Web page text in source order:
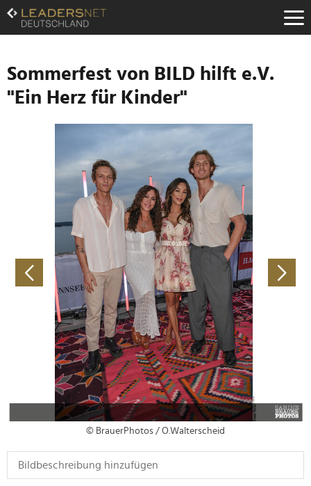
Zum
Inhalt
Zur
Navigation
Zur
Hauptnavigation
Sommerfest von BILD hilft e.V.
"Ein Herz für Kinder"
© BrauerPhotos / O.Walterscheid